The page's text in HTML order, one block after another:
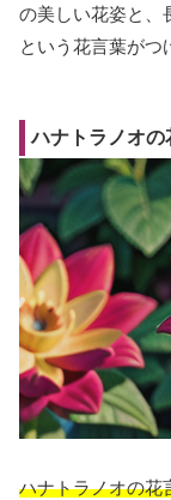
の美しい花姿と、
という花言葉がつ
ハナトラノオ
ハナトラノオの花